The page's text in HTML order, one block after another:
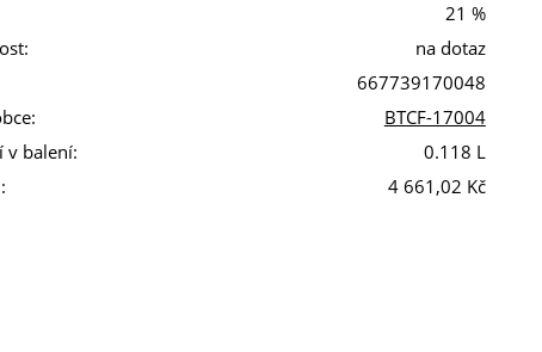
21 %
na dotaz
667739170048
BTCF-17004
v balení:
0.118 L
4 661,02 Kč